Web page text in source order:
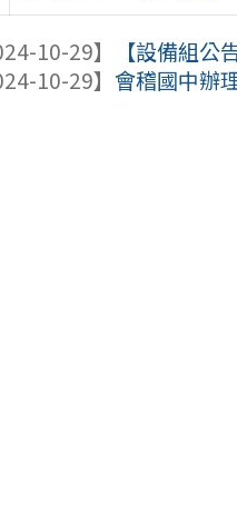
10-29】
【設備組
10-29】會稽國中辦